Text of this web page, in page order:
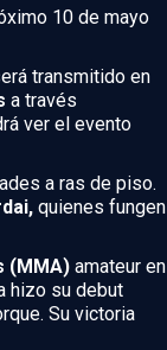
10 de mayo
transmitido en
a través
ver el evento
a ras de piso.
quienes fungen
(MMA) amateur en
hizo su debut
Su victoria